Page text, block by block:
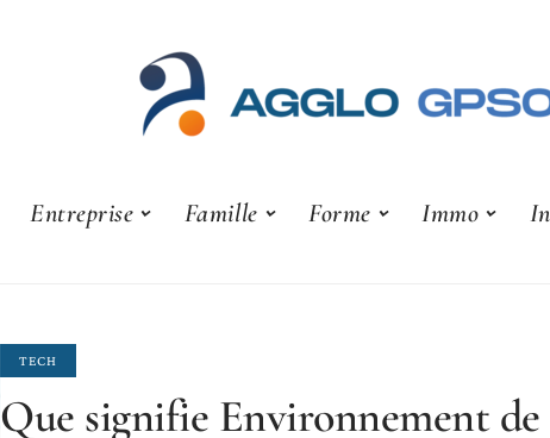
Entreprise Famille Forme Immo
TECH
Que signifie Environnement de